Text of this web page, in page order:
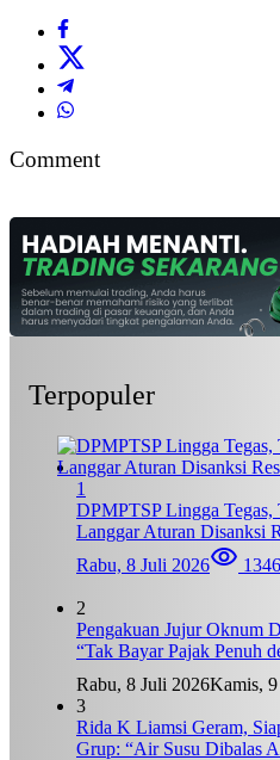
Comment
Terpopuler
1
DPMPTSP Lingga
Langgar Aturan Disanksi
Rabu, 8 Juli 2026
1346
2
Pengakuan Jujur Oknum
“Tak Bayar Pajak Penuh
Rabu, 8 Juli 2026Kamis,
3
Rida K Liamsi Geram,
Grup: “Air Susu Dibalas